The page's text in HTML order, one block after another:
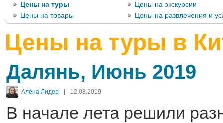
Цены на туры
Цены на экскурсии
Цены на товары
Цены на развлечения и
Цены на туры в
Далянь, Июнь 2019
Алёна Лидер 12.08.2019
В начале лета решили